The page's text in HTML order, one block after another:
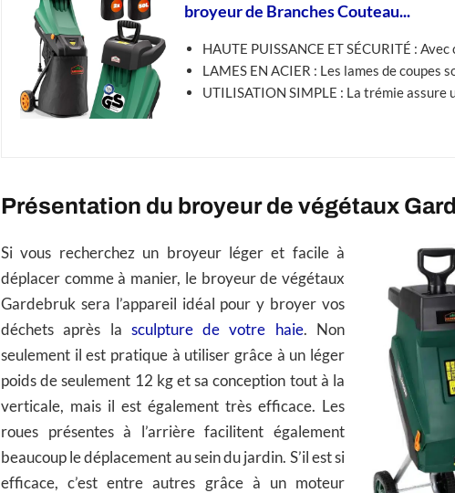
broyeur de Branches Couteau...
HAUTE PUISSANCE ET SÉCURITÉ : Avec
LAMES EN ACIER : Les lames de coupes
UTILISATION SIMPLE : La trémie assure
Présentation du broyeur de végétaux
Si vous recherchez un broyeur léger et facile à
déplacer comme à manier, le broyeur de végétaux
Gardebruk sera l’appareil idéal pour y broyer vos
déchets après la sculpture de votre haie. Non
seulement il est pratique à utiliser grâce à un léger
poids de seulement 12 kg et sa conception tout à la
verticale, mais il est également très efficace. Les
roues présentes à l’arrière facilitent également
beaucoup le déplacement au sein du jardin. S’il est si
efficace, c’est entre autres grâce à un moteur